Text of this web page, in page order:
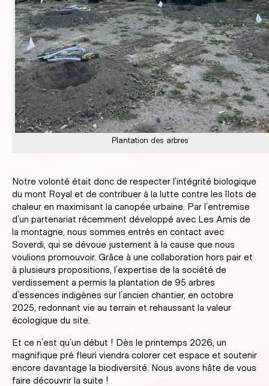
Plantation des arbres
Notre volonté était donc de respecter l’intégrité biologique
du mont Royal et de contribuer à la lutte contre les îlots de
chaleur en maximisant la canopée urbaine. Par l’entremise
d’un partenariat récemment développé avec Les Amis de
la montagne, nous sommes entrés en contact avec
Soverdi, qui se dévoue justement à la cause que nous
voulions promouvoir. Grâce à une collaboration hors pair et
à plusieurs propositions, l’expertise de la société de
verdissement a permis la plantation de 95 arbres
d’essences indigènes sur l’ancien chantier, en octobre
2025, redonnant vie au terrain et rehaussant la valeur
écologique du site.
Et ce n’est qu’un début ! Dès le printemps 2026, un
magnifique pré fleuri viendra colorer cet espace et soutenir
encore davantage la biodiversité. Nous avons hâte de vous
faire découvrir la suite !